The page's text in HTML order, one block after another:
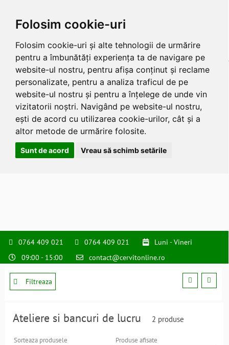
Folosim cookie-uri
Folosim cookie-uri și alte tehnologii de urmărire
pentru a îmbunătăți experiența ta de navigare pe
website-ul nostru, pentru afișa conținut și reclame
personalizate, pentru a analiza traficul de pe
website-ul nostru și pentru a înțelege de unde vin
vizitatorii noștri. Navigând pe website-ul nostru,
ești de acord cu utilizarea cookie-urilor, cât și a
altor metode de urmărire folosite.
Sunt de acord Vreau să schimb setările
0764 409 021 0764 409 021
Luni - Vineri
09:00 - 15:00
contact@cervitonline.ro
Filtreaza
Ateliere si bancuri de lucru 2 produse
Sorteaza produsele Produse afisate